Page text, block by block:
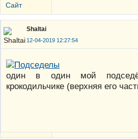
Сайт
Shaltai
12-04-2019 12:27:54
один в один мой
крокодильчике (верхняя его